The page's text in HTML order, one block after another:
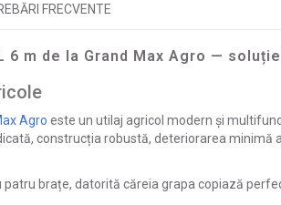
FRECVENTE
6 m de la Grand Max Agro —
Agro este un utilaj agricol modern și
construcția robustă, deteriorarea minimă
brațe, datorită căreia grapa copiază